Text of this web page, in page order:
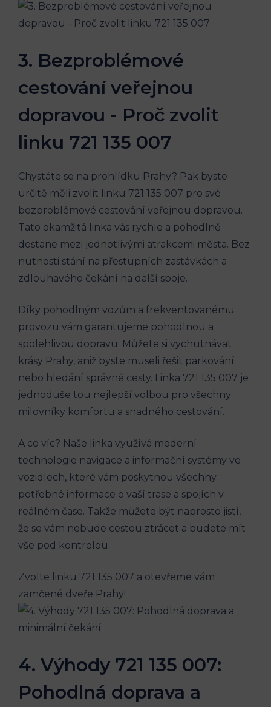
3. Bezproblémové
cestování veřejnou
dopravou ​- Proč zvolit
linku ⁣721‍ 135 ⁣007
Chystáte se ⁢na prohlídku Prahy? ⁣Pak byste
‍určitě měli zvolit linku 721⁢ 135 007 pro své
bezproblémové ⁢cestování veřejnou ‌dopravou.
Tato okamžitá linka‌ vás rychle a pohodlně
dostane mezi jednotlivými atrakcemi ⁤města. ‌Bez
nutnosti ⁤stání ⁣na přestupních zastávkách‍ a
⁢zdlouhavého čekání na další spoje.
Díky pohodlným vozům ‍a​ frekventovanému​
provozu ⁤vám ⁤garantujeme pohodlnou a
spolehlivou dopravu. Můžete si vychutnávat
krásy Prahy, aniž byste ⁢museli řešit ‍parkování⁣
nebo⁤ hledání správné cesty.⁤ Linka 721 135 007⁣ je
jednoduše tou ​nejlepší volbou pro všechny​
milovníky komfortu a ⁢snadného cestování.
A co víc? Naše linka ⁤využívá moderní
technologie‍ navigace a ‍informační ‍systémy ‌ve⁢
vozidlech,⁣ které​ vám ⁤poskytnou všechny
potřebné informace o vaší ‌trase a‍ spojích v
reálném čase. Takže ‌můžete⁤ být naprosto jistí, ​
že se ‍vám nebude⁣ cestou ​ztrácet a budete mít
‍vše pod kontrolou.
Zvolte linku 721 ⁤135 007 ​a⁤ otevřeme vám
zamčené dveře Prahy!
4. Výhody 721‍ 135 ​007:
⁤Pohodlná doprava a